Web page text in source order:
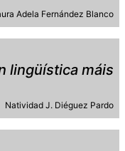
Adela Fernández Blanco
lingüística máis
Natividad J. Diéguez Pardo